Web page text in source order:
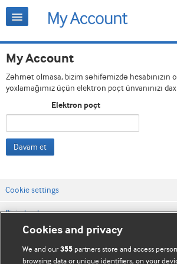
My Account
Zəhmət olmasa, bizim səhifəmizdə hesabınızın
yoxlamağımız üçün elektron poçt ünvanınızı
Elektron poçt
Davam et
Cookie settings
Bizimlə əlaqə
Vebsaytın şərt və qaydaları
Məxfilik və kuki qaydaları
Cookies and privacy
We and our355 partners store and access
browsing data or unique identifiers, on your